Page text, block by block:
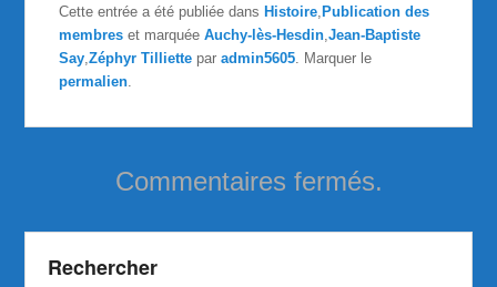
Cette entrée a été publiée dans Histoire Publication des
membres et marquéeAuchy-lès-Hesdin ,Jean-Baptiste
Say ,Zéphyr Tilliette paradmin5605 . Marquer le
permalien
Commentaires fermés.
Rechercher